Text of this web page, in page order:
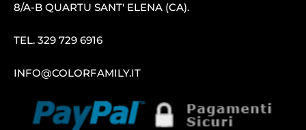
8/A-B QUARTU SANT′ ELENA (CA).
TEL. 329 729 6916
INFO@COLORFAMILY.IT